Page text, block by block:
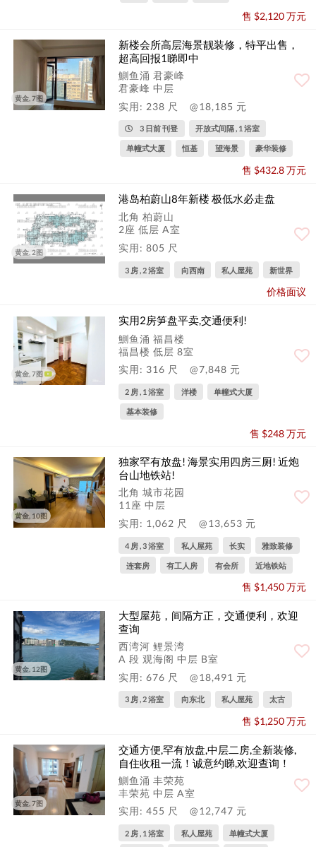
售 $2,120 万元
黄金, 7图
新楼会所高层海景靓装修，特平出售，
超高回报1睇即中
鰂鱼涌 君豪峰
君豪峰 中层
实用: 238 尺
@18,185 元
3 日前 刊登 开放式间隔 , 1 浴室
单幢式大厦 恒基 望海景 豪华装修
售 $432.8 万元
黄金, 2图
港岛柏蔚山8年新楼 极低水必走盘
北角 柏蔚山
2座 低层 A室
实用: 805 尺
3 房 , 2 浴室 向西南 私人屋苑 新世界
价格面议
黄金, 7图
实用2房笋盘平卖,交通便利!
鰂鱼涌 福昌楼
福昌楼 低层 8室
实用: 316 尺
@7,848 元
2 房 , 1 浴室 洋楼 单幢式大厦
基本装修
售 $248 万元
黄金, 10图
独家罕有放盘! 海景实用四房三厕! 近炮
台山地铁站!
北角 城市花园
11座 中层
实用: 1,062 尺
@13,653 元
4 房 , 3 浴室 私人屋苑 长实 雅致装修
连套房 有工人房 有会所 近地铁站
售 $1,450 万元
黄金, 12图
大型屋苑，间隔方正，交通便利，欢迎
查询
西湾河 鲤景湾
A 段 观海阁 中层 B室
实用: 676 尺
@18,491 元
3 房 , 2 浴室 向东北 私人屋苑 太古
售 $1,250 万元
黄金, 7图
交通方便,罕有放盘,中层二房,全新装修,
自住收租一流！诚意约睇,欢迎查询！
鰂鱼涌 丰荣苑
丰荣苑 中层 A室
实用: 455 尺
@12,747 元
2 房 , 1 浴室 私人屋苑 单幢式大厦